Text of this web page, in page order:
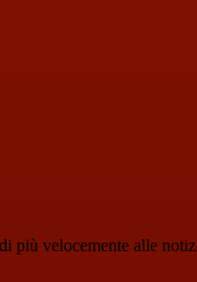
più velocemente alle